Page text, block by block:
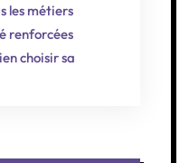
les métiers
renforcées
choisir sa